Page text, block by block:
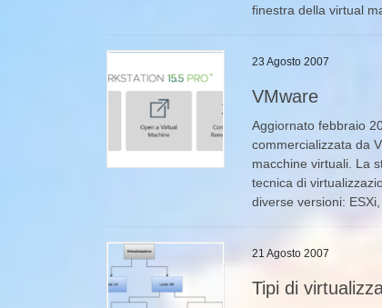
finestra della virtual
23 Agosto 2007
VMware
Aggiornato febbraio
commercializzata da
macchine virtuali. La
tecnica di
diverse versioni:
21 Agosto 2007
Tipi di